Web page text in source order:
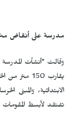
مدرسة على أنقاض
وقالت "أنشأت
يقارب 150
الابتدائية، والمبنى
تفتقد لأبسط